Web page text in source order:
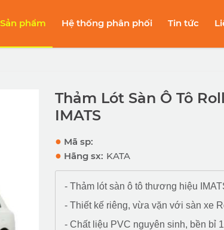
Sản phẩm Hệ thống phân phối Tin tức
Thảm Lót Sàn Ô Tô
IMATS
● Mã sp:
● Hãng sx: KATA
- Thảm lót sàn ô tô thương hiệu
- Thiết kế riêng, vừa vặn với sàn xe
- Chất liệu PVC nguyên sinh, bền bỉ